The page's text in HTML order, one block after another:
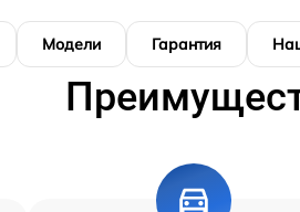
Модели Гарантия